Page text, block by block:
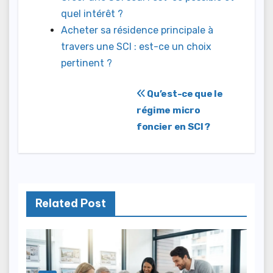
quel intérêt ?
Acheter sa résidence principale à
travers une SCI : est-ce un choix
pertinent ?
Navigation
l’article
Qu’est-ce que le
régime micro
foncier en SCI ?
Related Post